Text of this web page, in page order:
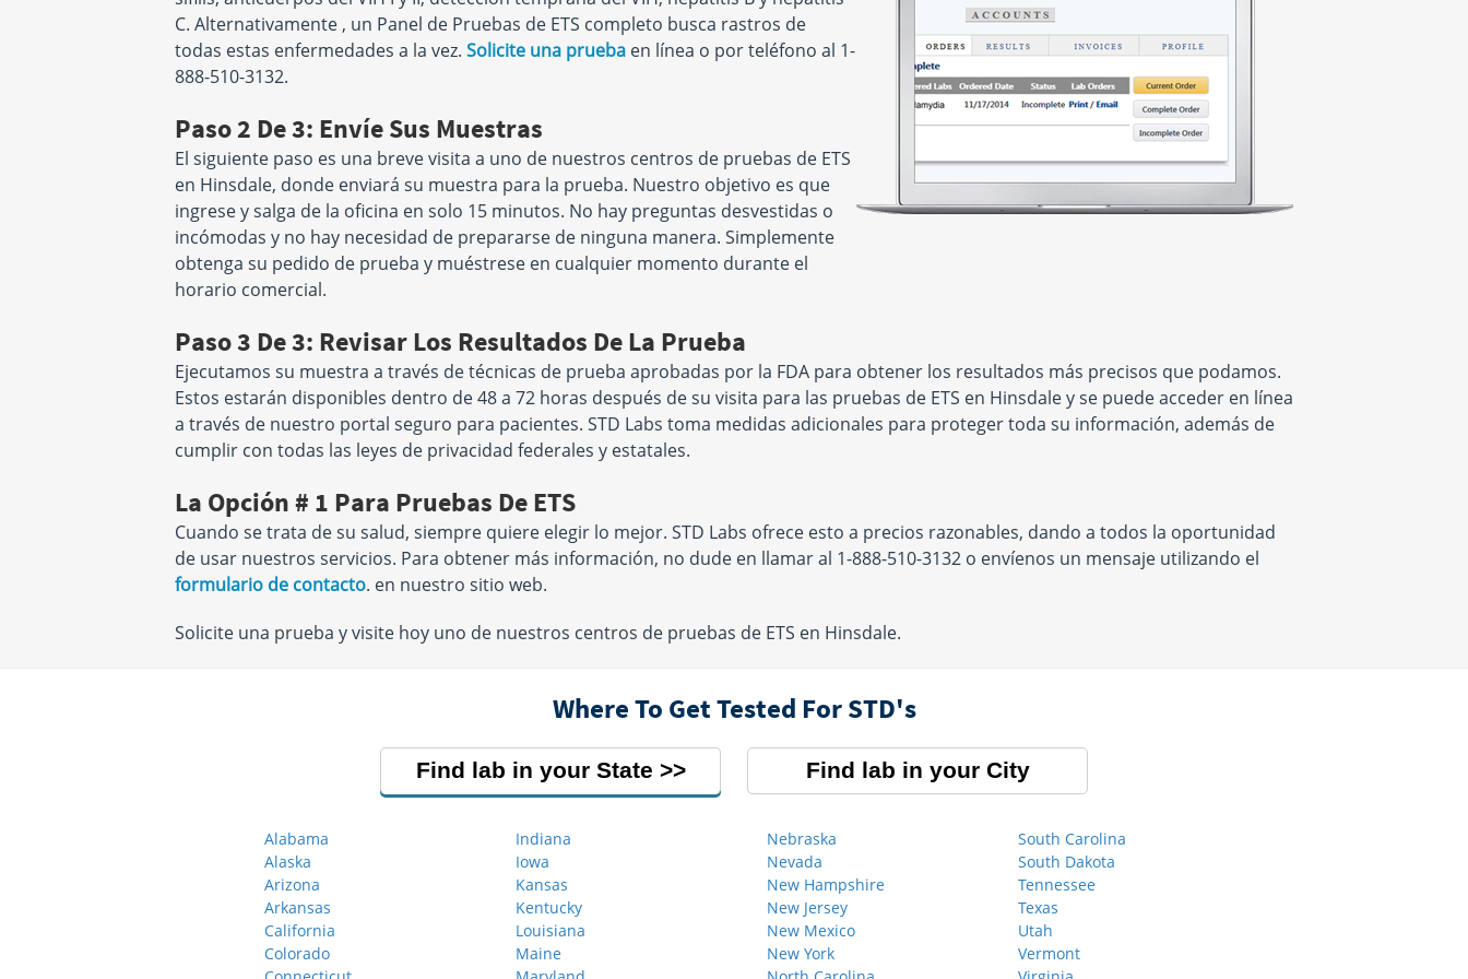
885 S Randall Rd
Elgin, IL 60123
PM | SAT 7:00 AM - 11:00 AM
1450 Busch Pkwy
Buffalo Grove, IL 60089
17665 Torrence Ave
Lansing, IL 60438
M,TH 8:00 AM - 4:00
350 Surryse Rd
Lake Zurich, IL 60047
Hours:M - F 8:00 AM - 4:30
PM | SAT 8:00 AM - 12:00 PM
8840 Calumet Ave
Munster, IN 46321
Hours:M - F 7:00 AM - 4:00
PM | SAT 8:00 AM - 12:00 PM
22285 Pepper Rd
Barrington, IL 60010
Hours: M,T,TH,F 8:00 AM -
12:00 PM & 1:00 PM - 4:00
PM | W,SA 8:00 AM - 12:00
PM
Suite 100
Vernon Hills, IL 60061
Hours:M - F 7:30 AM - 3:30
PM | SAT 8:00 AM - 12:00 PM
Suite 230
Yorkville, IL 60560
Hours:M 7:30 AM - 5:00 PM |
T - F 7:30 AM - 3:30 PM | SAT
8:00 AM - 12:00 PM
C. Alternativamente , un Panel de Pruebas de ETS completo busca rastros de
todas estas enfermedades a la vez. Solicite una prueba en línea o por teléfono al 1-
888-510-3132.
Paso 2 De 3: Envíe Sus Muestras
El siguiente paso es una breve visita a uno de nuestros centros de pruebas de ETS
en Hinsdale, donde enviará su muestra para la prueba. Nuestro objetivo es que
ingrese y salga de la oficina en solo 15 minutos. No hay preguntas desvestidas o
incómodas y no hay necesidad de prepararse de ninguna manera. Simplemente
obtenga su pedido de prueba y muéstrese en cualquier momento durante el
horario comercial.
Paso 3 De 3: Revisar Los Resultados De La Prueba
Ejecutamos su muestra a través de técnicas de prueba aprobadas por la FDA para obtener los resultados más precisos que podamos.
Estos estarán disponibles dentro de 48 a 72 horas después de su visita para las pruebas de ETS en Hinsdale y se puede acceder en línea
a través de nuestro portal seguro para pacientes. STD Labs toma medidas adicionales para proteger toda su información, además de
cumplir con todas las leyes de privacidad federales y estatales.
La Opción # 1 Para Pruebas De ETS
Cuando se trata de su salud, siempre quiere elegir lo mejor. STD Labs ofrece esto a precios razonables, dando a todos la oportunidad
de usar nuestros servicios. Para obtener más información, no dude en llamar al 1-888-510-3132 o envíenos un mensaje utilizando el
formulario de contacto. en nuestro sitio web.
Solicite una prueba y visite hoy uno de nuestros centros de pruebas de ETS en Hinsdale.
Where To Get Tested For STD's
Find lab in your State Find lab in your City
Alabama
Alaska
Arizona
Arkansas
California
Colorado
Indiana
Iowa
Kansas
Kentucky
Louisiana
Maine
Nebraska
Nevada
New Hampshire
New Jersey
New Mexico
New York
South Carolina
South Dakota
Tennessee
Texas
Utah
Vermont